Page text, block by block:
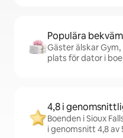
Populära
Gäster älskar
plats för dator i
4,8 i
Boenden i Sioux
i genomsnitt 4,8 av